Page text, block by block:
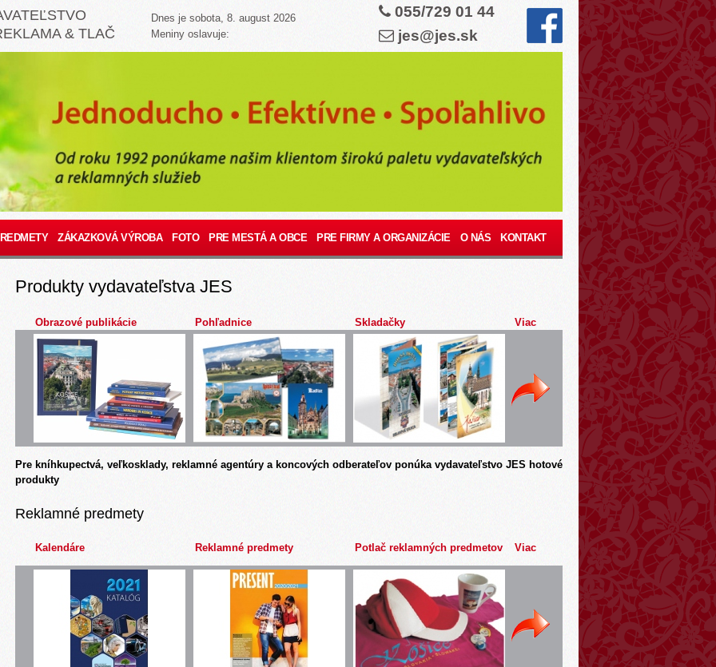
& TLAČ
Dnes je sobota, 8. august 2026
Meniny oslavuje:
055/729 01 44
jes@jes.sk
ZÁKAZKOVÁ VÝROBA FOTO PRE MESTÁ A OBCE PRE FIRMY A ORGANIZÁCIE O NÁS KONTAKT
Produkty vydavateľstva JES
Obrazové publikácie Pohľadnice Skladačky Viac
Pre kníhkupectvá, veľkosklady, reklamné agentúry a koncových odberateľov ponúka vydavateľstvo JES hotové
produkty
Reklamné predmety
Kalendáre Reklamné predmety Potlač reklamných predmetov Viac